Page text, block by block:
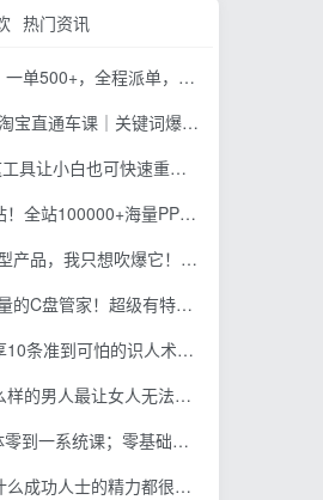
忠余网创《百战奇略》第二法：零基础带你识破赚钱项目共生
热门资讯
，全程派单，0门槛直接干
打矩阵，多计划低出价，新品爆款差异化投放实操教学
，支持无人值守配置，数据无忧 CmzPrep_Rev2
材免费下载，每日更新，分类清晰，免注册登录下载 爱PPT网
变成了一场沉浸式视听现场，支持多平台歌单播放 Mineradio
支持磁盘分析及清理提醒，2M大小体积，完全免费 C盘管家
可怕的识人术术，希望能帮到大家。
男人最让女人无法抵抗？
学会自动化实战，从核心概念到Coze工作流搭建完整覆盖
功人士的精力都很旺盛？